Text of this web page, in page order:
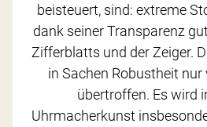
beisteuert, sind: extreme
dank seiner Transparenz
Zifferblatts und der Zeiger.
in Sachen Robustheit
übertroffen. Es wird
Uhrmacherkunst